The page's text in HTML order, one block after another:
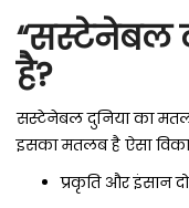
“सस्टेनेबल
है?
सस्टेनेबल दुनिया का
इसका मतलब है ऐसा
प्रकृति और इंसान